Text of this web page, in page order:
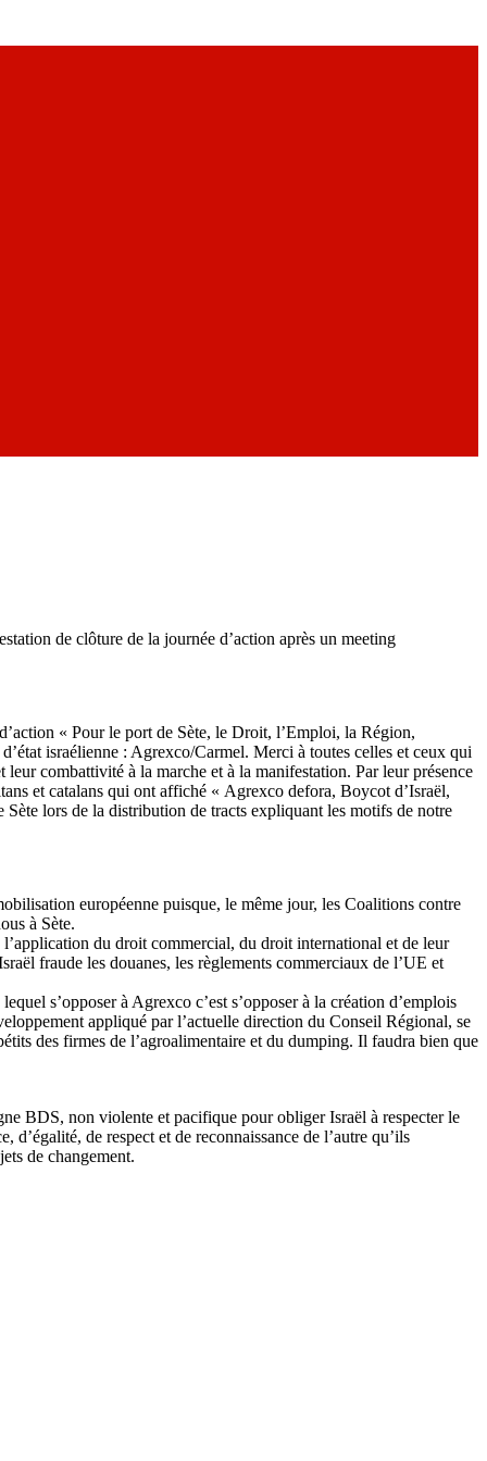
de clôture de la journée d’action après un meeting
« Pour le port de Sète, le Droit, l’Emploi, la Région,
israélienne : Agrexco/Carmel. Merci à toutes celles et ceux qui
combattivité à la marche et à la manifestation. Par leur présence
et catalans qui ont affiché « Agrexco defora, Boycot d’Israël,
lors de la distribution de tracts expliquant les motifs de notre
européenne puisque, le même jour, les Coalitions contre
à Sète.
du droit commercial, du droit international et de leur
fraude les douanes, les règlements commerciaux de l’UE et
s’opposer à Agrexco c’est s’opposer à la création d’emplois
appliqué par l’actuelle direction du Conseil Régional, se
des firmes de l’agroalimentaire et du dumping. Il faudra bien que
BDS, non violente et pacifique pour obliger Israël à respecter le
de respect et de reconnaissance de l’autre qu’ils
de changement.